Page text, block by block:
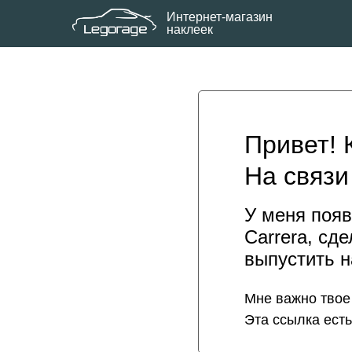
Интернет-магазин
наклеек
Мне важно
Эта ссылка
Привет!
На
У меня
Carrera,
выпустить